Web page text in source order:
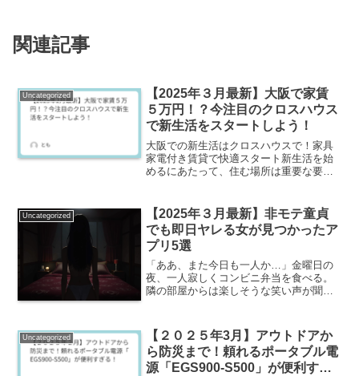
関連記事
Uncategorized
【2025年３月最新】大阪で家賃
５万円！？今注目のクロスハウス
で新生活をスタートしよう！
大阪での新生活はクロスハウスで！家具
家電付き賃貸で快適スタート新生活を始
めるにあたって、住む場所は重要な要素
います。しかし、家賃や初期費用、家具
家電の準備など、考えるべ...
Uncategorized
【2025年３月最新】非モテ童貞
でも即日ヤレる女が見つかったア
プリ5選
「ああ、また今日も一人か…」金曜日の
夜、一人寂しくコンビニ弁当を食べる。
隣の部屋からは楽しそうな笑い声が聞こ
いなんてないんだろうな…。そんな風に
思っている非モテ童貞のあ...
Uncategorized
【２０２５年3月】アウトドアか
ら防災まで！頼れるポータブル電
源「EGS900-S500」が便利すぎ